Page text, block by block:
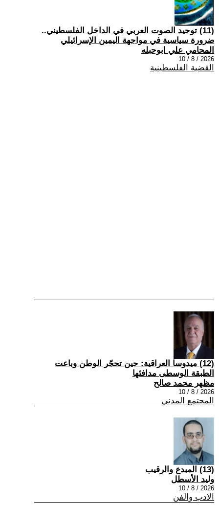
(11) توحيد الصوت العربي في الداخل الفلسطيني..
ضرورة سياسية في مواجهة اليمين الإسرائيلي
المحامي علي ابوحبله
2026 / 8 / 10
القضية الفلسطينية
(12) ميدوسا العراقية: حين تحجّر الوطن وباعت
الطبقة الوسطى مدافئها
مظهر محمد صالح
2026 / 8 / 10
المجتمع المدني
(13) المبدع والرقيب
وليد الأسطل
2026 / 8 / 10
الادب والفن